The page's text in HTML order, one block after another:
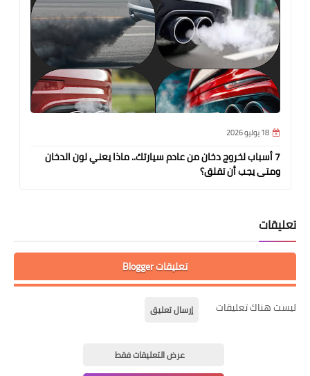
18 يوليو 2026
7 أسباب لخروج دخان من عادم سيارتك.. ماذا يعني لون الدخان
ومتى يجب أن تقلق؟
تعليقات
تعليقات Blogger
ليست هناك تعليقات إرسال تعليق
عرض التعليقات فقط